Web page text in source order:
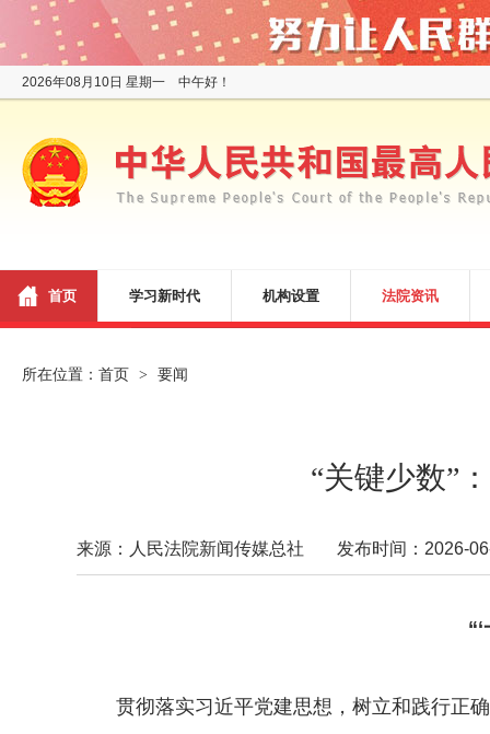
2026年08月10日 星期一 中午好！
首页 学习新时代 机构设置 法院资讯
所在位置： 首页 > 要闻
“关键少数”
来源：人民法院新闻传媒总社 发布时间：2026-
贯彻落实习近平党建思想，树立和践行正确